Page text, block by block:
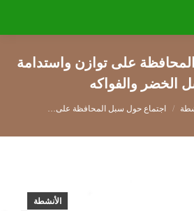
على توازن واستدامة
الخضر والفواكه
اجتماع حول سبل المحافظة على…
الأنشطة